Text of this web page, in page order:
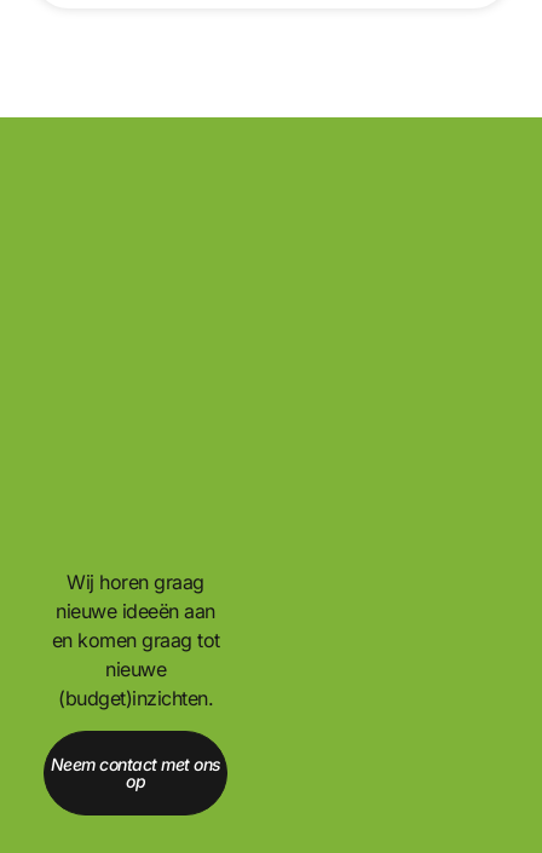
Wij horen graag
nieuwe ideeën aan
en komen graag tot
nieuwe
(budget)inzichten.
Neem contact met ons
op